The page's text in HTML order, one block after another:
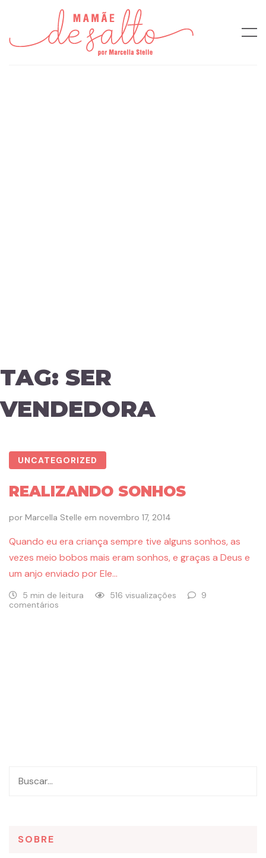
TAG: SER
VENDEDORA
UNCATEGORIZED
REALIZANDO SONHOS
por Marcella Stelle em novembro 17, 2014
Quando eu era criança sempre tive alguns sonhos, as
vezes meio bobos mais eram sonhos, e graças a Deus e
um anjo enviado por Ele…
5 min de leitura 516 visualizações
9
comentários
SOBRE